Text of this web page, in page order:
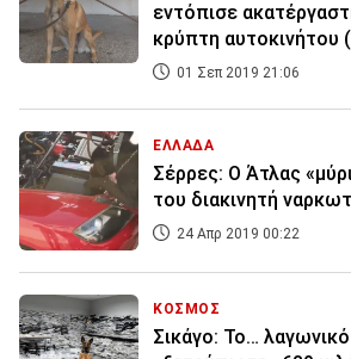
εντόπισε
κρύπτη αυτοκινήτου
01 Σεπ 2019 21:06
ΕΛΛΑΔΑ
Σέρρες: Ο Άτλας
του διακινητή
24 Απρ 2019 00:22
ΚΟΣΜΟΣ
Σικάγο: Το…